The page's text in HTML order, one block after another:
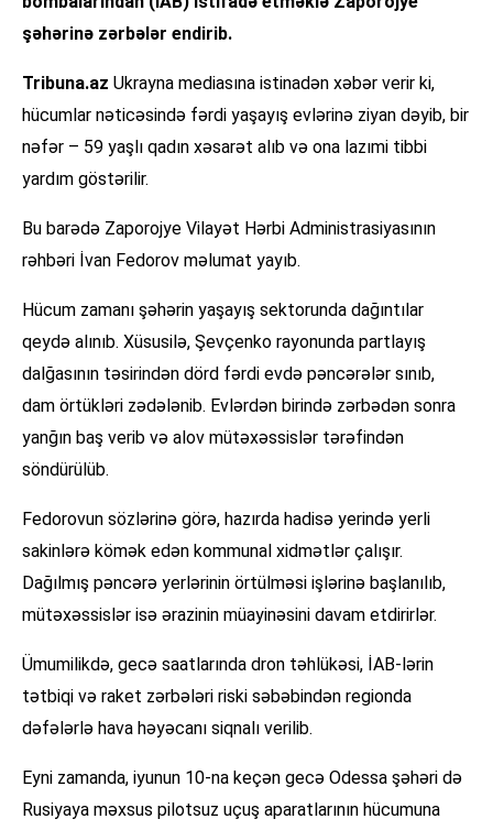
şəhərinə zərbələr endirib.
Tribuna.az Ukrayna mediasına istinadən xəbər verir ki,
hücumlar nəticəsində fərdi yaşayış evlərinə ziyan dəyib, bir
nəfər – 59 yaşlı qadın xəsarət alıb və ona lazımi tibbi
yardım göstərilir.
Bu barədə Zaporojye Vilayət Hərbi Administrasiyasının
rəhbəri İvan Fedorov məlumat yayıb.
Hücum zamanı şəhərin yaşayış sektorunda dağıntılar
qeydə alınıb. Xüsusilə, Şevçenko rayonunda partlayış
dalğasının təsirindən dörd fərdi evdə pəncərələr sınıb,
dam örtükləri zədələnib. Evlərdən birində zərbədən sonra
yanğın baş verib və alov mütəxəssislər tərəfindən
söndürülüb.
Fedorovun sözlərinə görə, hazırda hadisə yerində yerli
sakinlərə kömək edən kommunal xidmətlər çalışır.
Dağılmış pəncərə yerlərinin örtülməsi işlərinə başlanılıb,
mütəxəssislər isə ərazinin müayinəsini davam etdirirlər.
Ümumilikdə, gecə saatlarında dron təhlükəsi, İAB-lərin
tətbiqi və raket zərbələri riski səbəbindən regionda
dəfələrlə hava həyəcanı siqnalı verilib.
Eyni zamanda, iyunun 10-na keçən gecə Odessa şəhəri də
Rusiyaya məxsus pilotsuz uçuş aparatlarının hücumuna